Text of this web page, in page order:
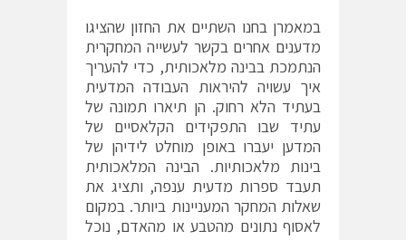
במאמרן בחנו השתיים את החזון שהציגו
מדענים אחרים בקשר לעשייה המחקרית
הנתמכת בבינה מלאכותית, כדי להעריך
איך עשויה להיראות העבודה המדעית
בעתיד הלא רחוק. הן תיארו תמונה של
עתיד שבו התפקידים הקלאסיים של
המדען יעברו באופן מוחלט לידיהן של
בינות מלאכותיות. הבינה המלאכותית
תעבד ספרות מדעית ענפה, ותציג את
שאלות המחקר המעניינות ביותר. במקום
לאסוף נתונים מהטבע או מהאדם, נוכל